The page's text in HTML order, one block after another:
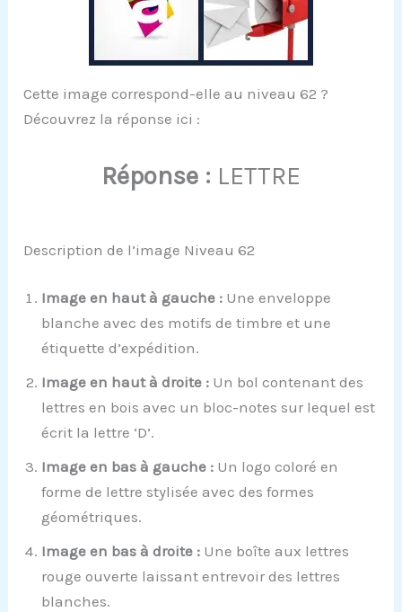
Cette image correspond-elle au niveau 62 ?
Découvrez la réponse ici :
Réponse : LETTRE
Description de l’image Niveau 62
Image en haut à gauche : Une enveloppe
blanche avec des motifs de timbre et une
étiquette d’expédition.
Image en haut à droite : Un bol contenant des
lettres en bois avec un bloc-notes sur lequel est
écrit la lettre ‘D’.
Image en bas à gauche : Un logo coloré en
forme de lettre stylisée avec des formes
géométriques.
Image en bas à droite : Une boîte aux lettres
rouge ouverte laissant entrevoir des lettres
blanches.